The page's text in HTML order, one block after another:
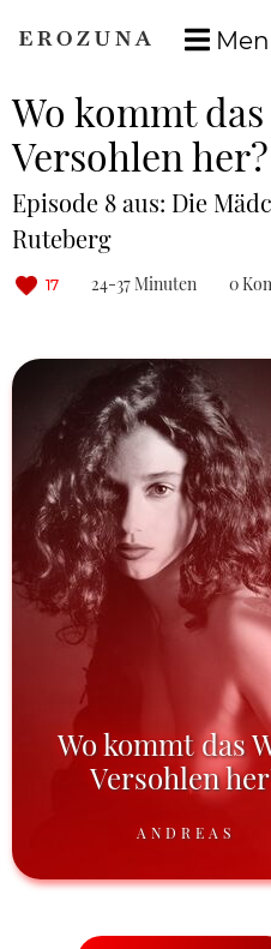
Wo kommt
Versohlen her?
Episode 8 aus: Die
Ruteberg
17 24-37 Minuten 0
Wo kommt das
Versohlen
ANDREAS